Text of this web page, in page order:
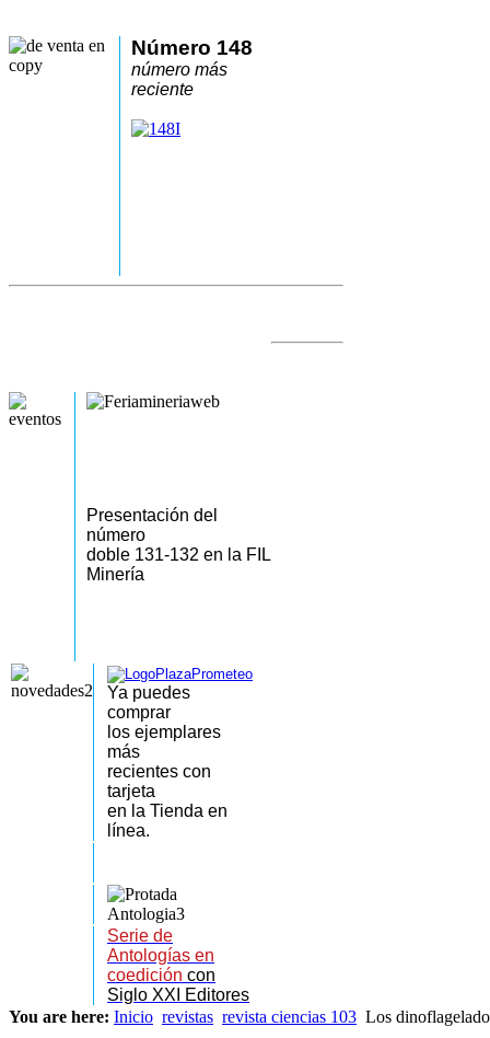
Número 148
número más
reciente
Presentación del
número
doble 131-132 en la FIL
Minería
Ya puedes
comprar
los ejemplares
más
recientes con
tarjeta
en la Tienda en
línea.
Serie de
Antologías en
coedición con
Siglo XXI Editores
You are here: Inicio revistas revista ciencias 103 Los